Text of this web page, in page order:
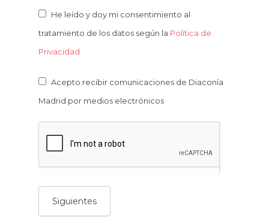
He leído y doy mi consentimiento al
tratamiento de los datos según la Política de
Privacidad
Acepto recibir comunicaciones de Diaconía
Madrid por medios electrónicos
Siguientes